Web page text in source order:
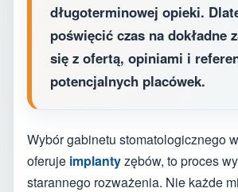
długoterminowej opieki.
poświęcić czas na dokładne
się z ofertą, opiniami i
potencjalnych placówek.
Wybór gabinetu stomatologicznego
oferuje implantyzębów, to proces
starannego rozważenia. Nie każde